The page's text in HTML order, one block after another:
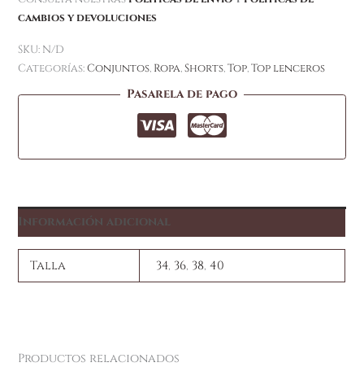
cambios y devoluciones
SKU: N/D
Categorías:Conjuntos, Ropa,Shorts,Top,Top lenceros
Pasarela de pago
Información adicional
Talla 34, 36, 38, 40
Productos relacionados